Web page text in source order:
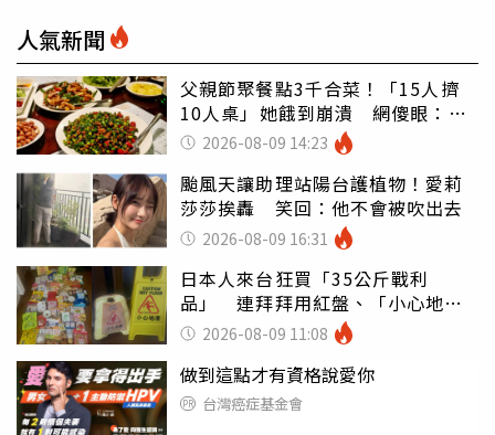
人氣新聞
父親節聚餐點3千合菜！「15人擠
10人桌」她餓到崩潰 網傻眼：讓
店家看笑話
2026-08-09 14:23
颱風天讓助理站陽台護植物！愛莉
莎莎挨轟 笑回：他不會被吹出去
2026-08-09 16:31
日本人來台狂買「35公斤戰利
品」 連拜拜用紅盤、「小心地
滑」告示牌也帶回家
2026-08-09 11:08
做到這點才有資格說愛你
台灣癌症基金會